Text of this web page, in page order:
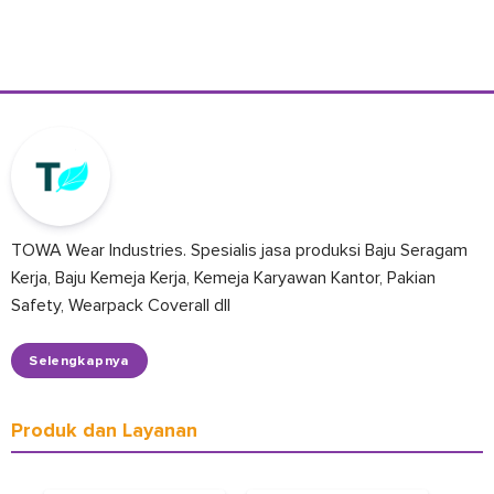
TOWA Wear Industries. Spesialis jasa produksi Baju Seragam
Kerja, Baju Kemeja Kerja, Kemeja Karyawan Kantor, Pakian
Safety, Wearpack Coverall dll
Selengkapnya
Produk dan Layanan